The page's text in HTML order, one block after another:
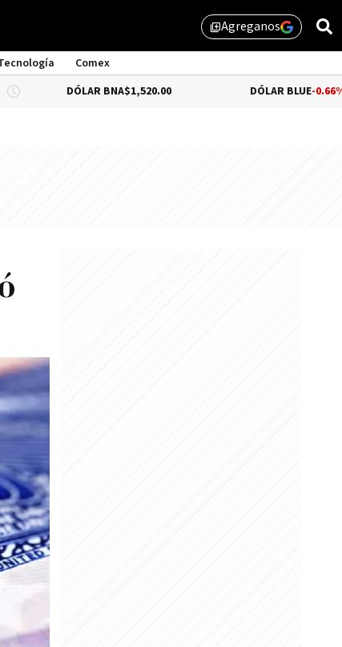
library_addAgreganos
Comex
DÓLAR BNA$1,520.00 DÓLAR BLUE-0.66%